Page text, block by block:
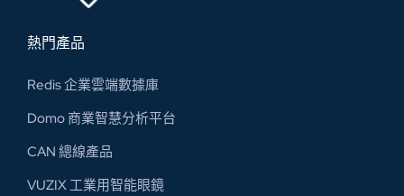
熱門產品
Redis 企業雲端數據庫
Domo 商業智慧分析平台
CAN 總線​產品
VUZIX 工業用智能眼鏡